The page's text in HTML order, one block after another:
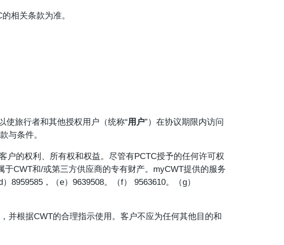
相关条款为准。
使旅行者和其他授权用户（统称“用户”）在协议期限内访问
与条件。
户的权利、所有权和权益。尽管有PCTC授予的任何许可权
CWT和/或第三方供应商的专有财产。myCWT提供的服务
8959585，（e）9639508。（f） 9563610。（g）
并根据CWT的合理指示使用。客户不应为任何其他目的和